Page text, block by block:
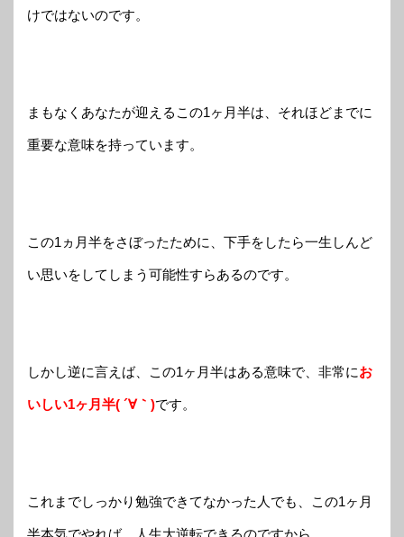
けではないのです。
まもなくあなたが迎えるこの1ヶ月半は、それほどまでに
重要な意味を持っています。
この1ヵ月半をさぼったために、下手をしたら一生しんど
い思いをしてしまう可能性すらあるのです。
しかし逆に言えば、この1ヶ月半はある意味で、非常にお
いしい1ヶ月半( ´∀｀)です。
これまでしっかり勉強できてなかった人でも、この1ヶ月
半本気でやれば、人生大逆転できるのですから。